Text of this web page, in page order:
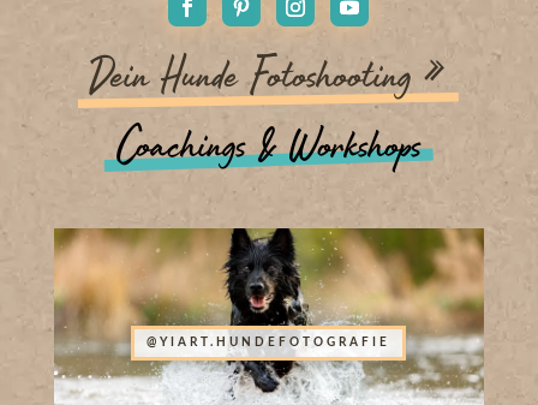
Dein Hunde Fotoshooting »
Coachings & Workshops
@YIART.HUNDEFOTOGRAFIE